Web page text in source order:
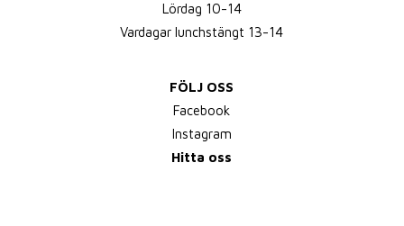
Lördag 10-14
Vardagar lunchstängt 13-14
FÖLJ OSS
Facebook
Instagram
Hitta oss